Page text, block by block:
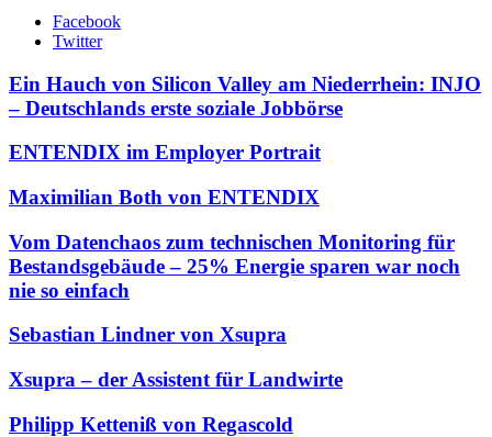
Facebook
Twitter
Ein Hauch von Silicon Valley am Niederrhein: INJO
– Deutschlands erste soziale Jobbörse
ENTENDIX im Employer Portrait
Maximilian Both von ENTENDIX
Vom Datenchaos zum technischen Monitoring für
Bestandsgebäude – 25% Energie sparen war noch
nie so einfach
Sebastian Lindner von Xsupra
Xsupra – der Assistent für Landwirte
Philipp Ketteniß von Regascold